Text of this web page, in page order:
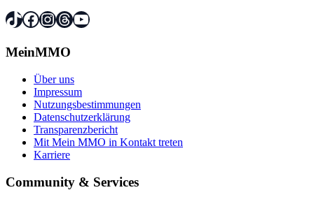
TikTok
Facebook
Instagram
Threads
YouTube
MeinMMO
Über uns
Impressum
Nutzungsbestimmungen
Datenschutzerklärung
Transparenzbericht
Mit Mein MMO in Kontakt treten
Karriere
Community & Services